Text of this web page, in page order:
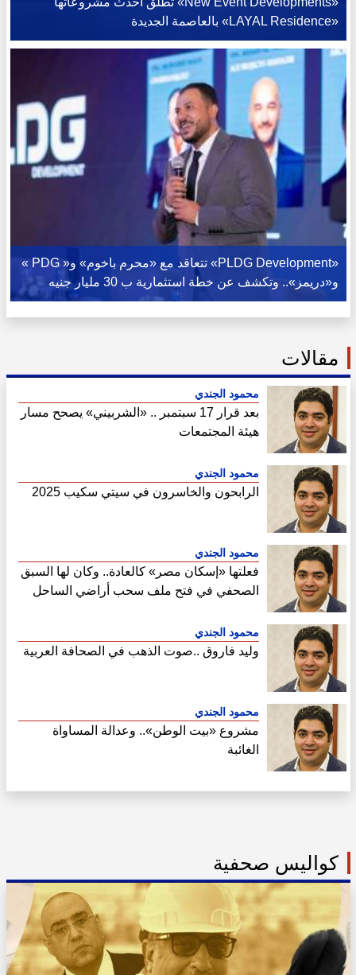
«LAYAL Residence» بالعاصمة الجديدة
«PLDG Development» تتعاقد مع «محرم باخوم» و« PDG »
و«دريمز».. وتكشف عن خطة استثمارية ب 30 مليار جنيه
مقالات
محمود الجندي
بعد قرار 17 سبتمبر .. «الشربيني» يصحح مسار
هيئة المجتمعات
محمود الجندي
الرابحون والخاسرون في سيتي سكيب 2025
محمود الجندي
فعلتها «إسكان مصر» كالعادة.. وكان لها السبق
الصحفي في فتح ملف سحب أراضي الساحل
محمود الجندي
وليد فاروق ..صوت الذهب في الصحافة العربية
محمود الجندي
مشروع «بيت الوطن».. وعدالة المساواة
الغائبة
كواليس صحفية